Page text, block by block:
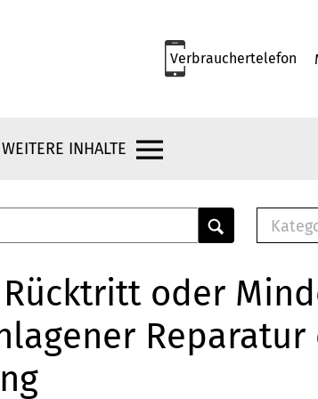
Verbrauchertelefon
WEITERE INHALTE
E-
oder
Reparatur